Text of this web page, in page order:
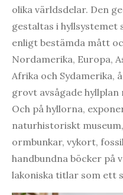
olika världsdelar. Den
gestaltas i hyllsystemet
enligt bestämda mått
Nordamerika, Europa,
Afrika och Sydamerika,
grovt avsågade
Och på hyllorna,
naturhistoriskt
ormbunkar, vykort,
handbundna böcker på
lakoniska titlar som ett